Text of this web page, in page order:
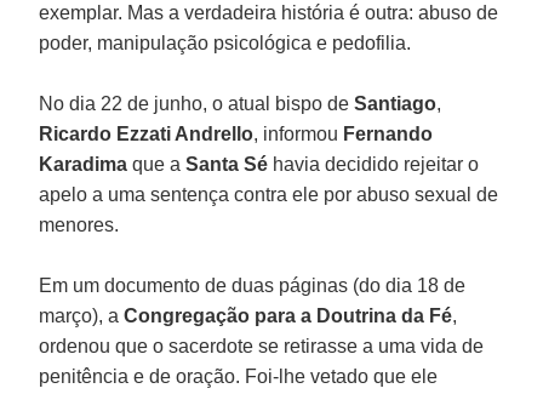
exemplar. Mas a verdadeira história é outra: abuso de
poder, manipulação psicológica e pedofilia.
No dia 22 de junho, o atual bispo deSantiago,
Ricardo Ezzati Andrello, informou Fernando
Karadimaque aSanta Sé havia decidido rejeitar o
apelo a uma sentença contra ele por abuso sexual de
menores.
Em um documento de duas páginas (do dia 18 de
março), aCongregação para a Doutrina da Fé,
ordenou que o sacerdote se retirasse a uma vida de
penitência e de oração. Foi-lhe vetado que ele